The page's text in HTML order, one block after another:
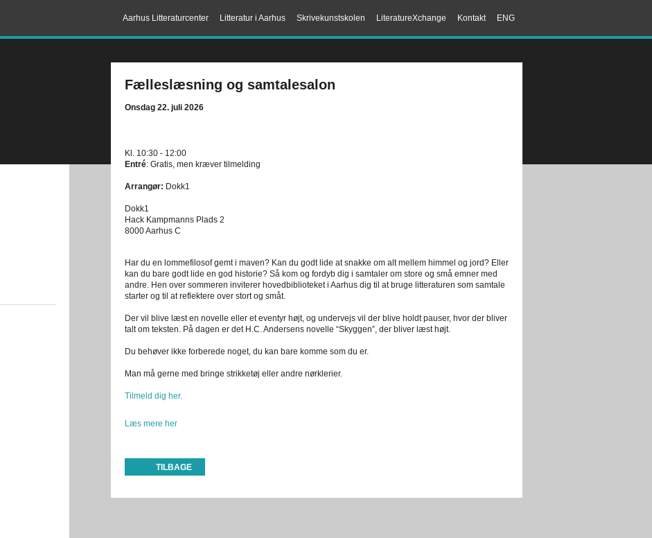
ENG
Kontakt
LiteratureXchange
Skrivekunstskolen
Litteratur i Aarhus
Aarhus Litteraturcenter
Fælleslæsning og samtalesalon
Onsdag 22. juli 2026
Kl. 10:30 - 12:00
Entré: Gratis, men kræver tilmelding
Arrangør: Dokk1
Dokk1
Hack Kampmanns Plads 2
8000 Aarhus C
Har du en lommefilosof gemt i maven? Kan du godt lide at snakke om alt mellem himmel og jord? Eller
kan du bare godt lide en god historie? Så kom og fordyb dig i samtaler om store og små emner med
andre. Hen over sommeren inviterer hovedbiblioteket i Aarhus dig til at bruge litteraturen som samtale
starter og til at reflektere over stort og småt.
Der vil blive læst en novelle eller et eventyr højt, og undervejs vil der blive holdt pauser, hvor der bliver
talt om teksten. På dagen er det H.C. Andersens novelle “Skyggen”, der bliver læst højt.
Du behøver ikke forberede noget, du kan bare komme som du er.
Man må gerne med bringe strikketøj eller andre nørklerier.
Tilmeld dig her.
Læs mere her
TILBAGE